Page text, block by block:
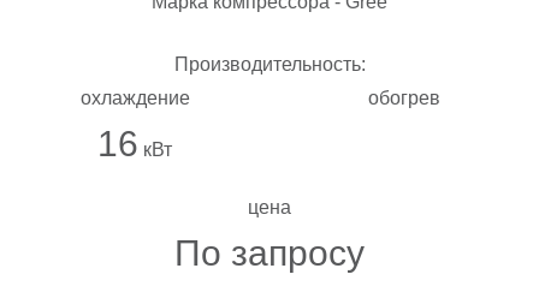
Производительность:
охлаждение
16 кВт
обогрев
цена
По запросу